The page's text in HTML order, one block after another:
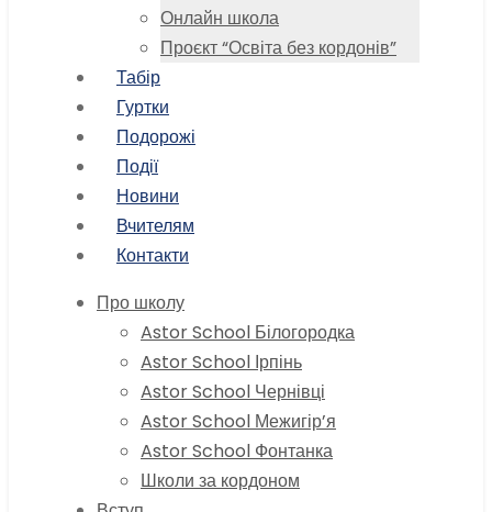
Онлайн школа
Проєкт “Освіта без кордонів”
Табір
Гуртки
Подорожі
Події
Новини
Вчителям
Контакти
Про школу
Astor School Білогородка
Astor School Ірпінь
Astor School Чернівці
Astor School Межигір’я
Astor School Фонтанка
Школи за кордоном